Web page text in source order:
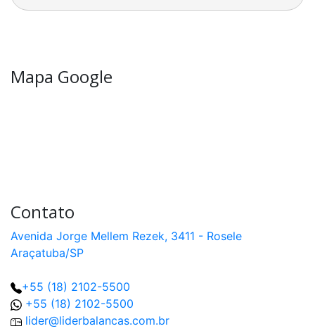
Mapa Google
Contato
Avenida Jorge Mellem Rezek, 3411 - Rosele
Araçatuba/SP
+55 (18) 2102-5500
+55 (18) 2102-5500
lider@liderbalancas.com.br